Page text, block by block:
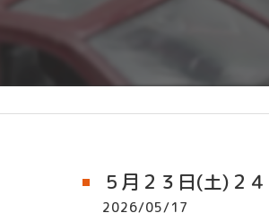
５月２３日(土)２
2026/05/17